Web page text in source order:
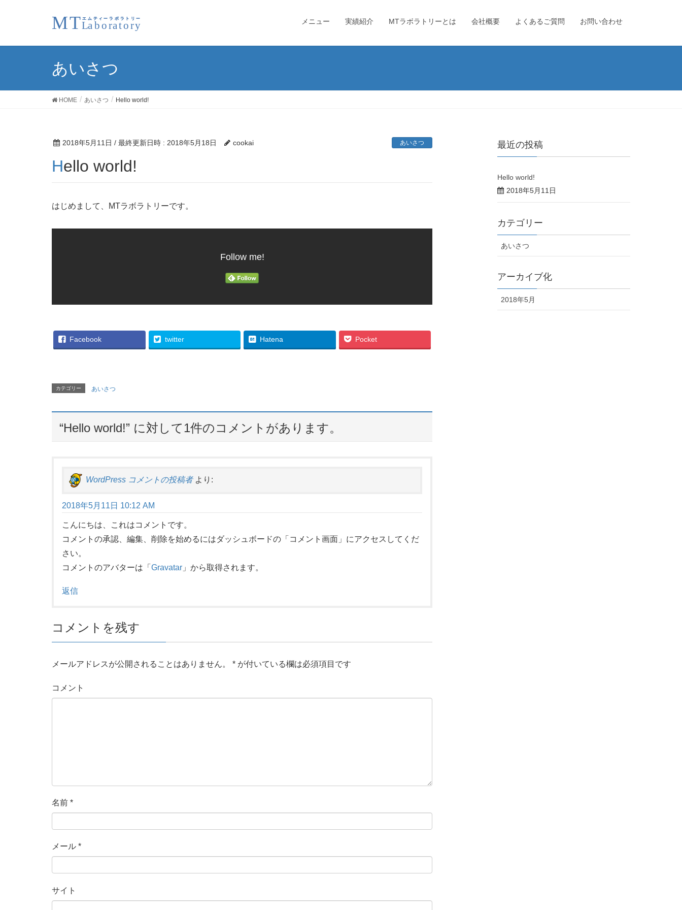
メニュー 実績紹介 MTラボラトリーとは 会社概要 よくあるご質問 お問い合わせ
あいさつ
HOME あいさつ Hello world!
2018年5月11日 / 最終更新日時 : 2018年5月18日 cookai あいさつ
Hello world!
はじめまして、MTラボラトリーです。
Follow me!
Facebook twitter Hatena Pocket
カテゴリー あいさつ
“Hello world!” に対して1件のコメントがあります。
WordPress コメントの投稿者 より:
2018年5月11日 10:12 AM
こんにちは、これはコメントです。
コメントの承認、編集、削除を始めるにはダッシュボードの「コメント画面」にアクセスしてくだ
さい。
コメントのアバターは「 Gravatar 」から取得されます。
返信
コメントを残す
メールアドレスが公開されることはありません。 * が付いている欄は必須項目です
コメント
名前 *
メール *
サイト
最近の投稿
Hello world!
2018年5月11日
カテゴリー
あいさつ
アーカイブ化
2018年5月